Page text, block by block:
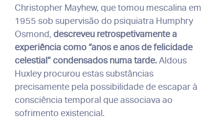
Christopher Mayhew, que tomou mescalina em
1955 sob supervisão do psiquiatra Humphry
Osmond, descreveu retrospetivamente a
experiência como “anos e anos de felicidade
celestial” condensados numa tarde.Aldous
Huxley procurou estas substâncias
precisamente pela possibilidade de escapar à
consciência temporal que associava ao
sofrimento existencial.